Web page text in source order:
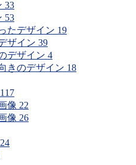
33
53
たデザイン 19
ザイン 39
デザイン 4
きのデザイン 18
117
像 22
像 26
24